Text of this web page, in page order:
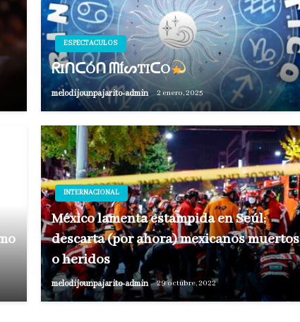
ESPECTACULOS
ᖇIᑎᑕÓᑎ ᗰÍᔕTIᑕO
melodijounpajarito-admin 2 enero, 2025
INTERNACIONAL
México lamenta estampida en Seúl;
descarta (por ahora) mexicanos muertos
o heridos
melodijounpajarito-admin 29 octubre, 2022